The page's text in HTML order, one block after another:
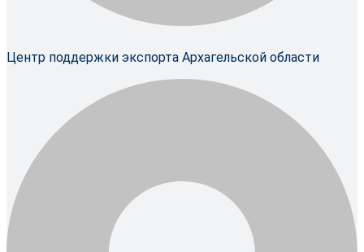
Центр поддержки экспорта Архагельской области